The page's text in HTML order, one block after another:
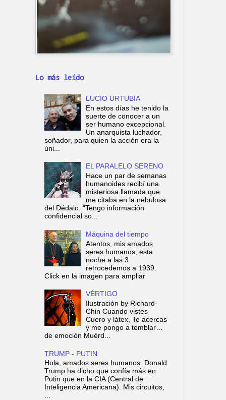
Lo más leído
LUCIO URTUBIA
En estos días he tenido la
suerte de conocer a un
ser humano excepcional.
Un anarquista luchador,
soñador, para quien la acción era la
úni...
EL PARALELO SERENO
Hace un par de semanas
humanoides recibí una
misteriosa llamada que
me citaba en la nebulosa
del Dédalo. “Tengo información
confidencial so...
Máquina del tiempo
Atentos, mis amados
seres humanos, esta
noche a las 3
retrocedemos a 1939.
Click en la imagen para ampliar
VÉRTIGO
Ilustración by Richard-
Chin Cuando vistes
Cuero y látex, Te acercas
y me pongo a temblar…
de emoción Muérd...
TRUMP - PUTIN
Hola, amados seres humanos. Donald
Trump ha dicho que confía más en
Putin que en la CIA (Central de
Inteligencia Americana). Mis circuitos,
...